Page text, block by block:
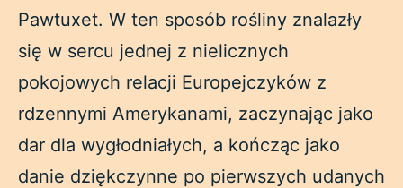
Pawtuxet. W ten sposób rośliny znalazły
się w sercu jednej z nielicznych
pokojowych relacji Europejczyków z
rdzennymi Amerykanami, zaczynając jako
dar dla wygłodniałych, a kończąc jako
danie dziękczynne po pierwszych udanych